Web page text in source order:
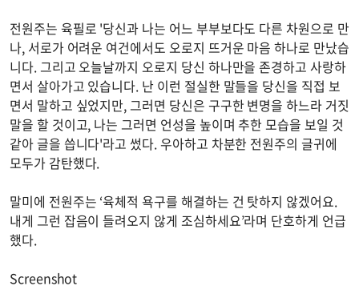
전원주는 육필로 '당신과 나는 어느 부부보다도 다른 차원으로 만
나, 서로가 어려운 여건에서도 오로지 뜨거운 마음 하나로 만났습
니다. 그리고 오늘날까지 오로지 당신 하나만을 존경하고 사랑하
면서 살아가고 있습니다. 난 이런 절실한 말들을 당신을 직접 보
면서 말하고 싶었지만, 그러면 당신은 구구한 변명을 하느라 거짓
말을 할 것이고, 나는 그러면 언성을 높이며 추한 모습을 보일 것
같아 글을 씁니다'라고 썼다. 우아하고 차분한 전원주의 글귀에
모두가 감탄했다.
말미에 전원주는 ‘육체적 욕구를 해결하는 건 탓하지 않겠어요.
내게 그런 잡음이 들려오지 않게 조심하세요’라며 단호하게 언급
했다.
Screenshot